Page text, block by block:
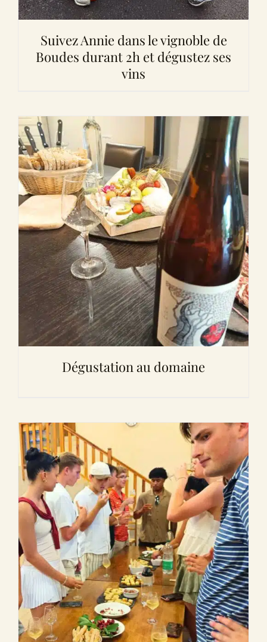
Suivez Annie dans le vignoble de
Boudes durant 2h et dégustez ses
vins
Dégustation au domaine